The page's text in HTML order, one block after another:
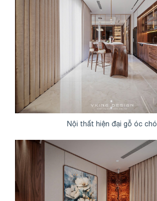
Nội thất hiện đại gỗ óc chó